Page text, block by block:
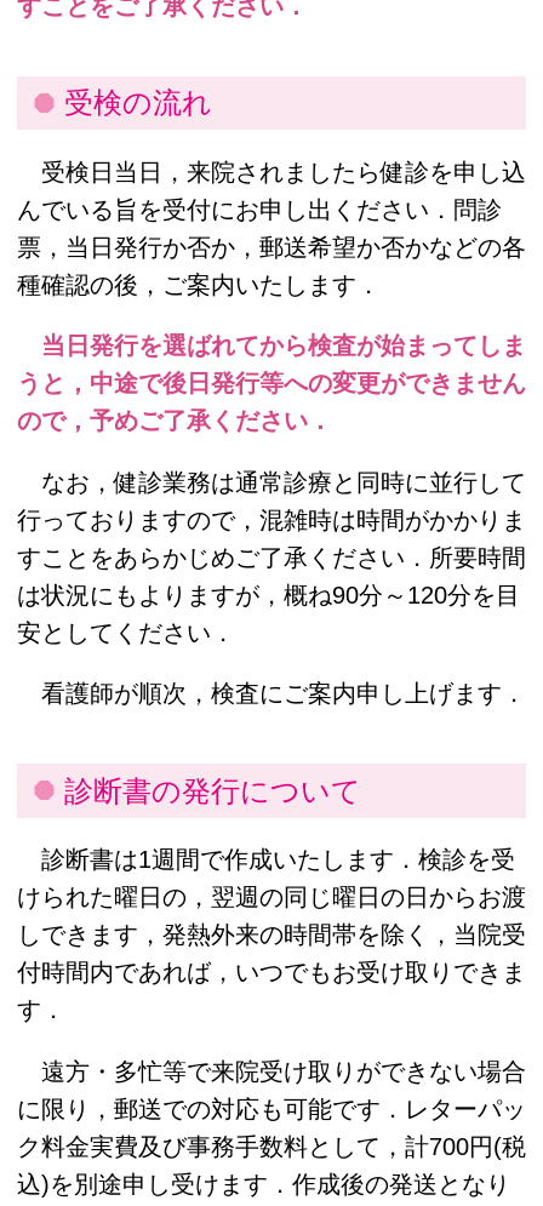
すことをご了承ください．
受検の流れ
受検日当日，来院されましたら健診を申し込
んでいる旨を受付にお申し出ください．問診
票，当日発行か否か，郵送希望か否かなどの各
種確認の後，ご案内いたします．
当日発行を選ばれてから検査が始まってしま
うと，中途で後日発行等への変更ができません
ので，予めご了承ください．
なお，健診業務は通常診療と同時に並行して
行っておりますので，混雑時は時間がかかりま
すことをあらかじめご了承ください．所要時間
は状況にもよりますが，概ね90分～120分を目
安としてください．
看護師が順次，検査にご案内申し上げます．
診断書の発行について
診断書は1週間で作成いたします．検診を受
けられた曜日の，翌週の同じ曜日の日からお渡
しできます，発熱外来の時間帯を除く，当院受
付時間内であれば，いつでもお受け取りできま
す．
遠方・多忙等で来院受け取りができない場合
に限り，郵送での対応も可能です．レターパッ
ク料金実費及び事務手数料として，計700円(税
込)を別途申し受けます．作成後の発送となり